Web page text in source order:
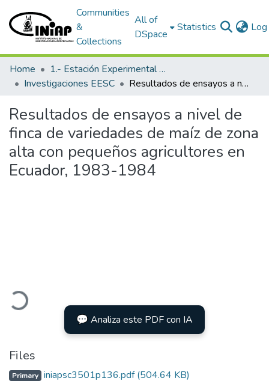
Communities
&
Collections
All of
DSpace
Statistics
Home
1.- Estación Experimental Santa Catalina
Investigaciones EESC
Resultados de ensayos a nivel de finca de variedades de maíz de zona alta con pequeños agricultores en Ecuador, 1983-1984
Resultados de ensayos a nivel de
finca de variedades de maíz de zona
alta con pequeños agricultores en
Ecuador, 1983-1984
Loading...
💬 Analiza este PDF con IA
Files
Primary iniapsc3501p136.pdf(504.64 KB)